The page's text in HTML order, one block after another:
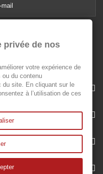
privée de nos
votre expérience de
ou du contenu
du site. En cliquant sur le
à l’utilisation de ces